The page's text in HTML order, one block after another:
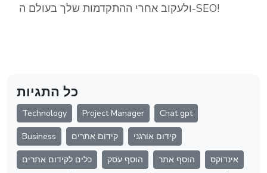
ולעקוב אחרי ההתקדמות שלך בעולם ה-SEO!
כל התגיות
Technology Project Manager Chat gpt
Business קידום אתרים קידום אורגני
כלים לקידום אתרים הוסף עסק הוסף אתר אינדוקס